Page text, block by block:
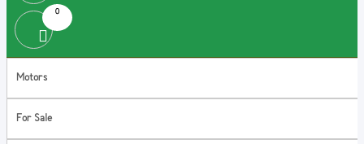
0
Motors
For Sale